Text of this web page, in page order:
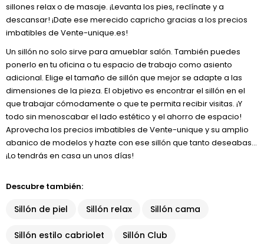
sillones relax o de masaje. ¡Levanta los pies, reclínate y a
descansar! ¡Date ese merecido capricho gracias a los precios
imbatibles de Vente-unique.es!
Un sillón no solo sirve para amueblar salón. También puedes
ponerlo en tu oficina o tu espacio de trabajo como asiento
adicional. Elige el tamaño de sillón que mejor se adapte a las
dimensiones de la pieza. El objetivo es encontrar el sillón en el
que trabajar cómodamente o que te permita recibir visitas. ¡Y
todo sin menoscabar el lado estético y el ahorro de espacio!
Aprovecha los precios imbatibles de Vente-unique y su amplio
abanico de modelos y hazte con ese sillón que tanto deseabas…
¡Lo tendrás en casa un unos días!
Descubre también:
Sillón de piel Sillón relax Sillón cama
Sillón estilo cabriolet Sillón Club